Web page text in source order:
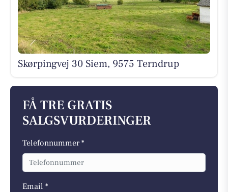
Skørpingvej 30 Siem, 9575 Terndrup
FÅ TRE GRATIS
SALGSVURDERINGER
Telefonnummer *
Email *